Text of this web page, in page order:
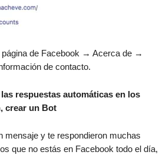
página de Facebook → Acerca de →
de contacto.
respuestas automáticas en los
crear un Bot
mensaje y te respondieron muchas
que no estás en Facebook todo el día,